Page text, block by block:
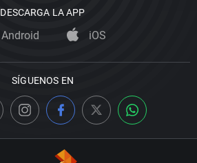
DESCARGA LA APP
Android iOS
SÍGUENOS EN